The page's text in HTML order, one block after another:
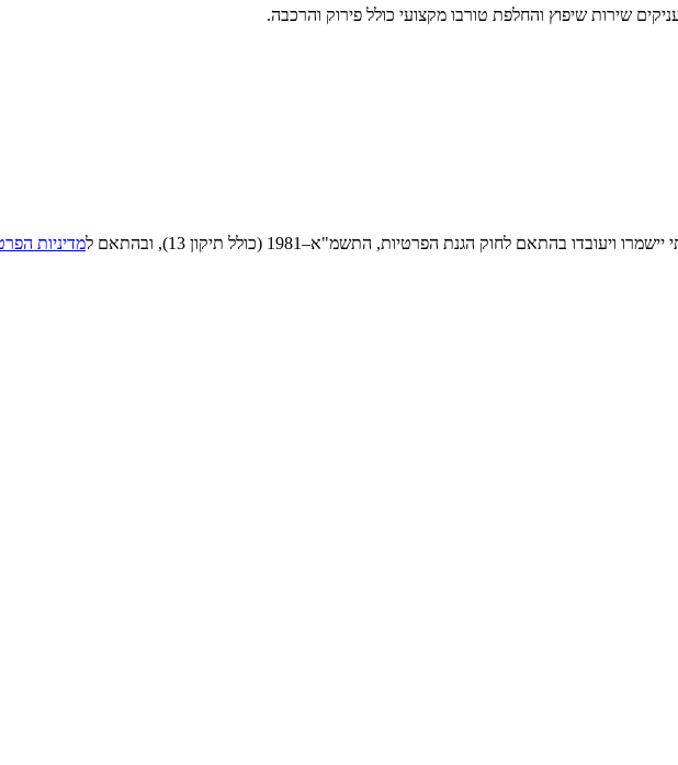
טורבו מעניקים שירות שיפוץ והחלפת טורבו מקצועי כולל פירוק והרכבה.
בהתאם לחוק הגנת הפרטיות, התשמ"א–1981 (כולל תיקון 13), ובהתאם ל
מדיניות